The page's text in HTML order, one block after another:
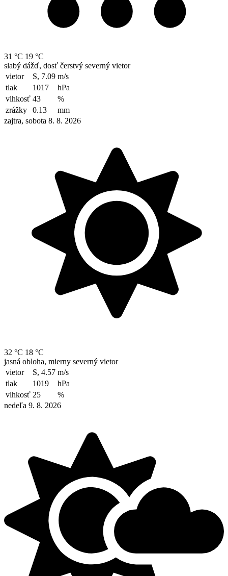
31 °C 19 °C
slabý dážď, dosť čerstvý severný vietor
vietor
S, 7.09 m/s
tlak
1017
hPa
vlhkosť 43
%
zrážky
0.13
mm
zajtra, sobota 8. 8. 2026
32 °C 18 °C
jasná obloha, mierny severný vietor
vietor
S, 4.57 m/s
tlak
1019
hPa
vlhkosť 25
%
nedeľa 9. 8. 2026